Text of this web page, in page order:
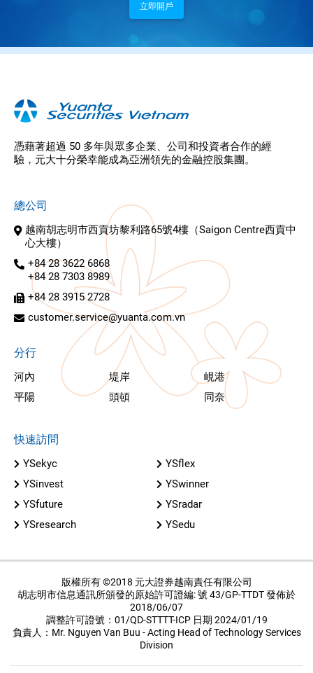
立即開戶
憑藉著超過 50 多年與眾多企業、公司和投資者合作的經
驗，元大十分榮幸能成為亞洲領先的金融控股集團。
總公司
越南胡志明市西貢坊黎利路65號4樓（Saigon Centre西貢中
心大樓）
+84 28 3622 6868
+84 28 7303 8989
+84 28 3915 2728
customer.service@yuanta.com.vn
分行
河內 堤岸
峴港
平陽
頭頓 同奈
快速訪問
YSekyc
YSflex
YSinvest
YSwinner
YSfuture
YSradar
YSresearch
YSedu
版權所有 ©2018 元大證券越南責任有限公司
胡志明市信息通訊所頒發的原始許可證編: 號 43/GP-TTDT 發佈於
2018/06/07
調整許可證號：01/QD-STTTT-ICP 日期 2024/01/19
負責人：Mr. Nguyen Van Buu - Acting Head of Technology Services
Division